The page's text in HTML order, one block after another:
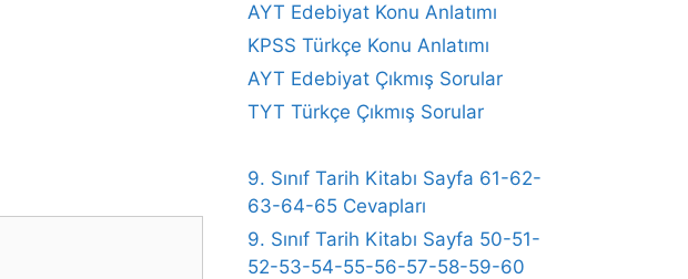
AYT Edebiyat Konu Anlatımı
KPSS Türkçe Konu Anlatımı
AYT Edebiyat Çıkmış Sorular
TYT Türkçe Çıkmış Sorular
9. Sınıf Tarih Kitabı Sayfa 61-62-
63-64-65 Cevapları
9. Sınıf Tarih Kitabı Sayfa 50-51-
52-53-54-55-56-57-58-59-60